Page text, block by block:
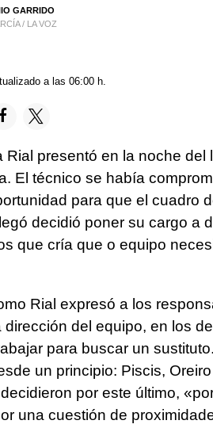
GARRIDO
/ LA VOZ
a las 06:00 h.
Rial presentó en la noche
El técnico se había
para que el cuadro
decidió poner su cargo a
que cría que o equipo
Rial expresó a los
del equipo, en los
para buscar un
un principio: Piscis,
por este último,
una cuestión de